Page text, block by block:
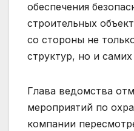
обеспечения
строительных
со стороны не
структур, но и
Глава ведомства
мероприятий по
компании